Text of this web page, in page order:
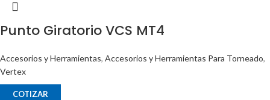
Punto Giratorio VCS MT4
Accesorios y Herramientas, Accesorios y Herramientas Para Torneado,
Vertex
COTIZAR